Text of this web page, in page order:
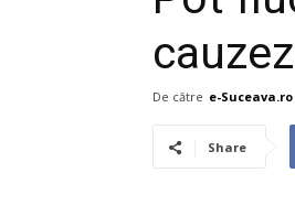
De către e-Suceava.ro
Share